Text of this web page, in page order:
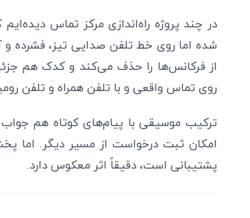
در چند پروژه راه‌اندازی مرکز تماس
شده اما روی خط تلفن صدایی تیز، فشرده
از فرکانس‌ها را حذف می‌کند و کدک هم
روی تماس واقعی و با تلفن همراه و تلفن
ترکیب موسیقی با پیام‌های کوتاه هم
امکان ثبت درخواست از مسیر دیگر. اما
پشتیبانی است، دقیقاً اثر معکوس دارد.